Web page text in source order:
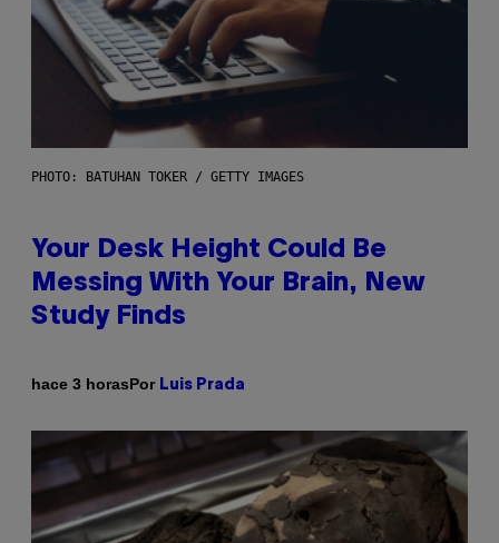
PHOTO: BATUHAN TOKER / GETTY IMAGES
Your Desk Height Could Be
Messing With Your Brain, New
Study Finds
hace 3 horasPor Luis Prada